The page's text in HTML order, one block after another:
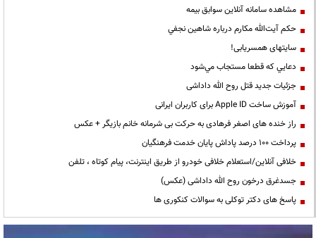
مشاهده سامانه آنلاين سوابق بیمه
حكم آيت‌الله مكارم درباره شاهين نجفي
سایتهای همسریابی!
دعايي كه قطعا مستجاب مي‌شود
جزئیات جدید قتل روح الله داداشی
آموزش ساخت Apple ID برای کاربران ایرانی
راز خنده های اصغر فرهادی به حرکت بی شرمانه خانم بازیگر + عکس
پرداخت ۱۰۰ درصد پاداش پایان خدمت فرهنگیان
خلافی آنلاین/استعلام خلافی خودرو از طریق اینترنت، پیام کوتاه ، تلفن
جسدغرق درخون روح الله داداشی (عکس)
پاسخ های دکتر توکلی به سوالات کنکوری ها